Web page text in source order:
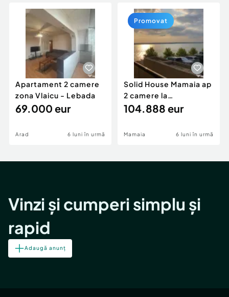
Servicii
Animale de companie
Afaceri și echipamente profesionale
Inchiriere Bunuri si Vehicule
Utilaje agricole si industriale
Piese auto si accesorii
Dacia Duster
Apartament 2 camere
zona Vlaicu - Lebada
69.000 eur
Arad 6 luni în urmă
Solid House Mamaia ap
2 camere la
cheie,langa Mega
104.888 eur
Mamaia 6 luni în urmă
Promovat
Vinzi și cumperi simplu și
rapid
Adaugă anunț